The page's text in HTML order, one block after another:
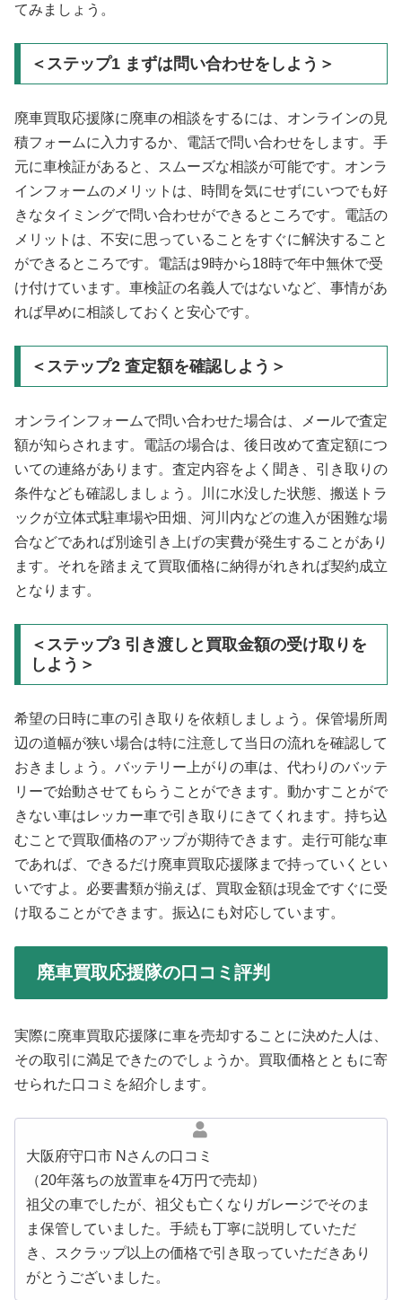
てみましょう。
＜ステップ1 まずは問い合わせをしよう＞
廃車買取応援隊に廃車の相談をするには、オンラインの見
積フォームに入力するか、電話で問い合わせをします。手
元に車検証があると、スムーズな相談が可能です。オンラ
インフォームのメリットは、時間を気にせずにいつでも好
きなタイミングで問い合わせができるところです。電話の
メリットは、不安に思っていることをすぐに解決すること
ができるところです。電話は9時から18時で年中無休で受
け付けています。車検証の名義人ではないなど、事情があ
れば早めに相談しておくと安心です。
＜ステップ2 査定額を確認しよう＞
オンラインフォームで問い合わせた場合は、メールで査定
額が知らされます。電話の場合は、後日改めて査定額につ
いての連絡があります。査定内容をよく聞き、引き取りの
条件なども確認しましょう。川に水没した状態、搬送トラ
ックが立体式駐車場や田畑、河川内などの進入が困難な場
合などであれば別途引き上げの実費が発生することがあり
ます。それを踏まえて買取価格に納得がれきれば契約成立
となります。
＜ステップ3 引き渡しと買取金額の受け取りを
しよう＞
希望の日時に車の引き取りを依頼しましょう。保管場所周
辺の道幅が狭い場合は特に注意して当日の流れを確認して
おきましょう。バッテリー上がりの車は、代わりのバッテ
リーで始動させてもらうことができます。動かすことがで
きない車はレッカー車で引き取りにきてくれます。持ち込
むことで買取価格のアップが期待できます。走行可能な車
であれば、できるだけ廃車買取応援隊まで持っていくとい
いですよ。必要書類が揃えば、買取金額は現金ですぐに受
け取ることができます。振込にも対応しています。
廃車買取応援隊の口コミ評判
実際に廃車買取応援隊に車を売却することに決めた人は、
その取引に満足できたのでしょうか。買取価格とともに寄
せられた口コミを紹介します。
大阪府守口市 Nさんの口コミ
（20年落ちの放置車を4万円で売却）
祖父の車でしたが、祖父も亡くなりガレージでそのま
ま保管していました。手続も丁寧に説明していただ
き、スクラップ以上の価格で引き取っていただきあり
がとうございました。